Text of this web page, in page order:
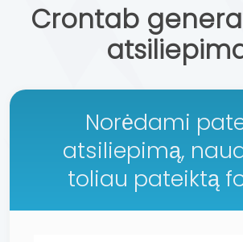
Crontab
Norėdami
atsiliepimą,
toliau pateiktą